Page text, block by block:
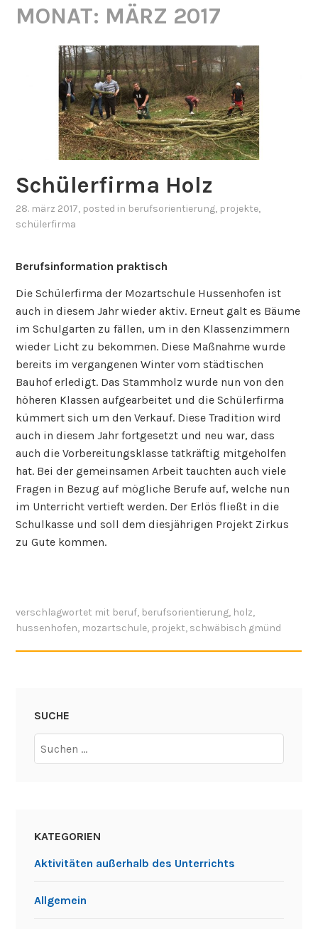
MONAT: MÄRZ 2017
Schülerfirma Holz
28. märz 2017, posted in berufsorientierung, projekte,
schülerfirma
Berufsinformation praktisch
Die Schülerfirma der Mozartschule Hussenhofen ist
auch in diesem Jahr wieder aktiv. Erneut galt es Bäume
im Schulgarten zu fällen, um in den Klassenzimmern
wieder Licht zu bekommen. Diese Maßnahme wurde
bereits im vergangenen Winter vom städtischen
Bauhof erledigt. Das Stammholz wurde nun von den
höheren Klassen aufgearbeitet und die Schülerfirma
kümmert sich um den Verkauf. Diese Tradition wird
auch in diesem Jahr fortgesetzt und neu war, dass
auch die Vorbereitungsklasse tatkräftig mitgeholfen
hat. Bei der gemeinsamen Arbeit tauchten auch viele
Fragen in Bezug auf mögliche Berufe auf, welche nun
im Unterricht vertieft werden. Der Erlös fließt in die
Schulkasse und soll dem diesjährigen Projekt Zirkus
zu Gute kommen.
verschlagwortet mit beruf, berufsorientierung, holz,
hussenhofen, mozartschule, projekt, schwäbisch gmünd
SUCHE
Suchen
nach:
KATEGORIEN
Aktivitäten außerhalb des Unterrichts
Allgemein